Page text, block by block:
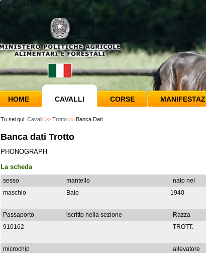
HOME CAVALLI CORSE
Tu sei qui: Cavalli >> Trotto >> Banca Dati
Banca dati Trotto
PHONOGRAPH
La scheda
sesso mantello nato nel
maschio
Baio 1940
Passaporto iscritto nella sezione Razza
910162
TROTT.
microchip allevatore